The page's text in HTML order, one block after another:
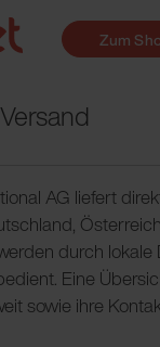
Zum
AG liefert
durch lokale
Eine
sowie ihre